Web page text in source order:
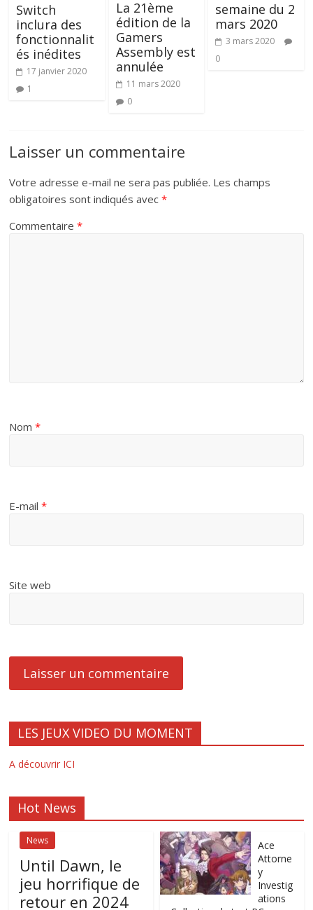
Switch
inclura des
fonctionnalit
és inédites
17 janvier 2020
1
La 21ème
édition de la
Gamers
Assembly est
annulée
11 mars 2020
0
semaine du 2
mars 2020
3 mars 2020
0
Laisser un commentaire
Votre adresse e-mail ne sera pas publiée. Les champs
obligatoires sont indiqués avec*
Commentaire*
Nom*
E-mail*
Site web
LES JEUX VIDEO DU MOMENT
A découvrir ICI
Hot News
News
Until Dawn, le
jeu horrifique de
retour en 2024
Ace
Attorne
y
Investig
ations